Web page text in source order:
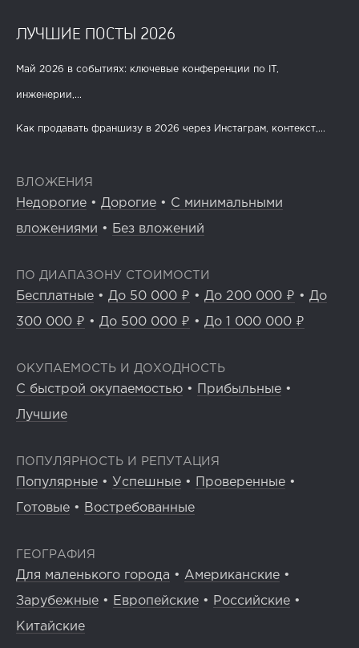
ЛУЧШИЕ ПОСТЫ 2026
Май 2026 в событиях: ключевые конференции по IT,
инженерии,...
Как продавать франшизу в 2026 через Инстаграм, контекст,...
ВЛОЖЕНИЯ
Недорогие • Дорогие • С минимальными
вложениями • Без вложений
ПО ДИАПАЗОНУ СТОИМОСТИ
Бесплатные • До 50 000 ₽ • До 200 000 ₽ • До
300 000 ₽ • До 500 000 ₽ • До 1 000 000 ₽
ОКУПАЕМОСТЬ И ДОХОДНОСТЬ
С быстрой окупаемостью • Прибыльные •
Лучшие
ПОПУЛЯРНОСТЬ И РЕПУТАЦИЯ
Популярные • Успешные • Проверенные •
Готовые • Востребованные
ГЕОГРАФИЯ
Для маленького города • Американские •
Зарубежные • Европейские • Российские •
Китайские